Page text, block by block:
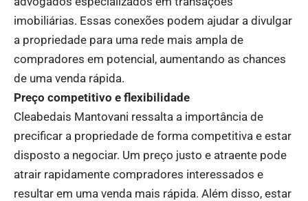
imobiliárias. Essas conexões podem ajudar a divulgar
a propriedade para uma rede mais ampla de
compradores em potencial, aumentando as chances
de uma venda rápida.
Preço competitivo e flexibilidade
Cleabedais Mantovani ressalta a importância de
precificar a propriedade de forma competitiva e estar
disposto a negociar. Um preço justo e atraente pode
atrair rapidamente compradores interessados e
resultar em uma venda mais rápida. Além disso, estar